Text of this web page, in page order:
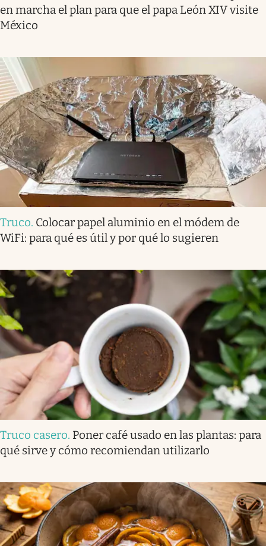
en marcha el plan para que el papa León XIV visite
México
Truco. Colocar papel aluminio en el módem de
WiFi: para qué es útil y por qué lo sugieren
Truco casero. Poner café usado en las plantas: para
qué sirve y cómo recomiendan utilizarlo